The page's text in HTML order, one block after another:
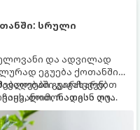
სრული
და ადვილად
ეგუება ქოთანში
გვირჩევენ,
რადგან ღია
ძალიან
ავიწროებს.
გაგახარებთ
ლიმონათისა თუ